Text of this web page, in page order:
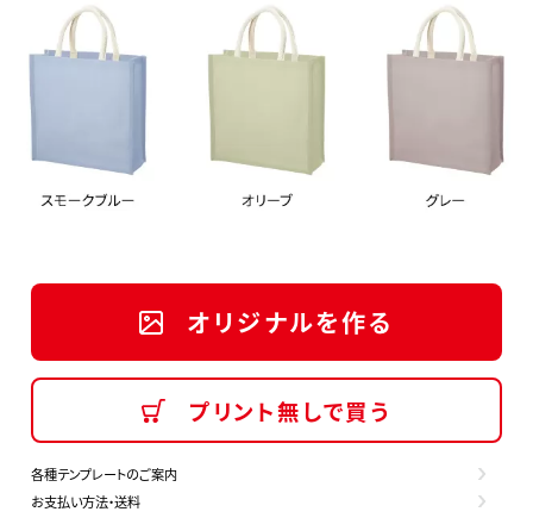
オリジナルを作る
プリント無しで買う
各種テンプレートのご案内
お支払い方法・送料